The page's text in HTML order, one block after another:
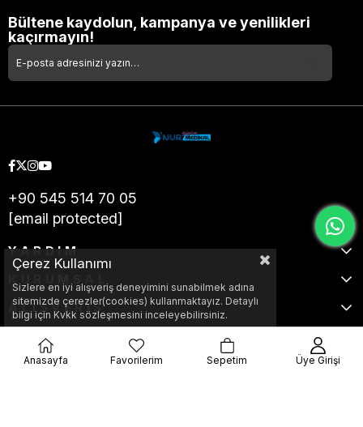
Bültene kaydolun, kampanya ve yenilikleri
kaçırmayın!
+90 545 514 70 05
[email protected]
YARDIM
ALIŞVERİŞ
Çerez Kullanımı
Sizlere en iyi alışveriş deneyimini sunabilmek adına
sitemizde çerezler(cookies) kullanmaktayız. Detaylı
bilgi için Kvkk sözleşmesini inceleyebilirsiniz.
Anasayfa Favorilerim Sepetim Üye Girişi